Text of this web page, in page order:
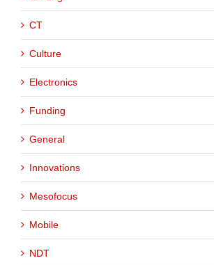
CT
Culture
Electronics
Funding
General
Innovations
Mesofocus
Mobile
NDT